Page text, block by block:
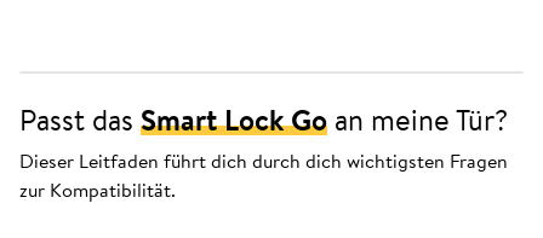
Passt das Smart Lock Go an meine Tür?
Dieser Leitfaden führt dich durch dich wichtigsten Fragen
zur Kompatibilität.